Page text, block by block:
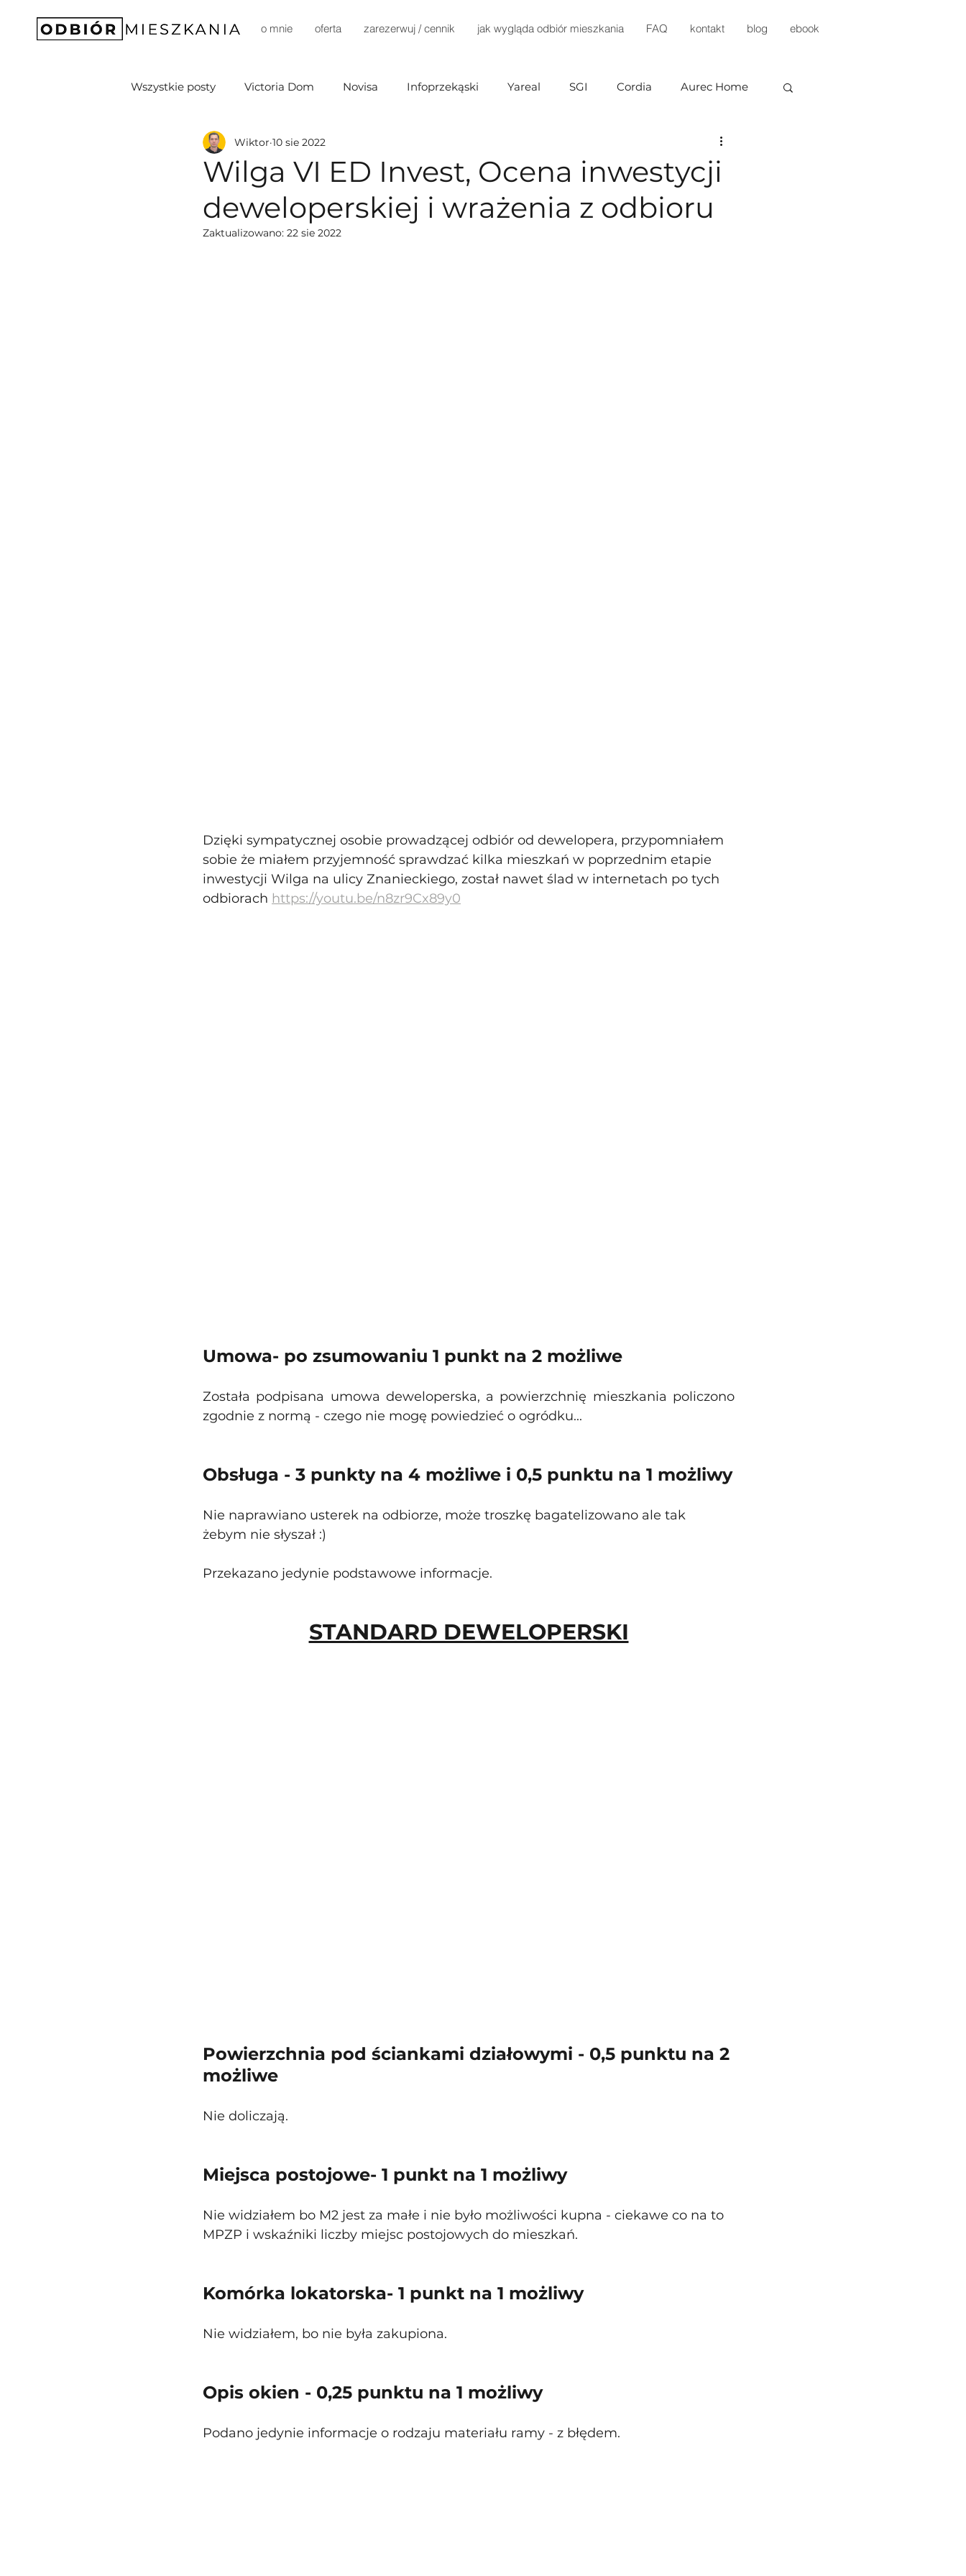
o mnie oferta zarezerwuj / cennik jak wygląda odbiór mieszkania FAQ kontakt blog ebook
Wszystkie posty Victoria Dom Novisa Infoprzekąski Yareal SGI Cordia Aurec Home
Soffia Development D3M Investments
DomD Dom Development Home Invest Terra Casa Dantex Dynamic Development
Wilga VI ED Invest, Ocena inwestycji
deweloperskiej i wrażenia z odbioru
Wiktor 10 sie 2022
Zaktualizowano: 22 sie 2022
Dzięki sympatycznej osobie prowadzącej odbiór od dewelopera, przypomniałem
sobie że miałem przyjemność sprawdzać kilka mieszkań w poprzednim etapie
inwestycji Wilga na ulicy Znanieckiego, został nawet ślad w internetach po tych
odbiorach https://youtu.be/n8zr9Cx89y0
Umowa- po zsumowaniu 1 punkt na 2 możliwe
Została podpisana umowa deweloperska, a powierzchnię mieszkania policzono
zgodnie z normą - czego nie mogę powiedzieć o ogródku...
Obsługa - 3 punkty na 4 możliwe i 0,5 punktu na 1 możliwy
Nie naprawiano usterek na odbiorze, może troszkę bagatelizowano ale tak
żebym nie słyszał :)
Przekazano jedynie podstawowe informacje.
STANDARD DEWELOPERSKI
Powierzchnia pod ściankami działowymi - 0,5 punktu na 2
możliwe
Nie doliczają.
Miejsca postojowe- 1 punkt na 1 możliwy
Nie widziałem bo M2 jest za małe i nie było możliwości kupna - ciekawe co na to
MPZP i wskaźniki liczby miejsc postojowych do mieszkań.
Komórka lokatorska- 1 punkt na 1 możliwy
Nie widziałem, bo nie była zakupiona.
Opis okien - 0,25 punktu na 1 możliwy
Podano jedynie informacje o rodzaju materiału ramy - z błędem.